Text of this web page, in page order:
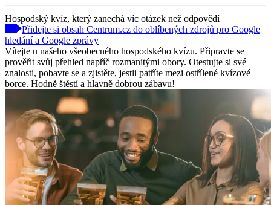
Hospodský kvíz, který zanechá víc otázek než odpovědí
Přidejte si obsah Centrum.cz do oblíbených zdrojů pro Google
hledání a Google zprávy
Vítejte u našeho všeobecného hospodského kvízu. Připravte se
prověřit svůj přehled napříč rozmanitými obory. Otestujte si své
znalosti, pobavte se a zjistěte, jestli patříte mezi ostřílené kvízové
borce. Hodně štěstí a hlavně dobrou zábavu!